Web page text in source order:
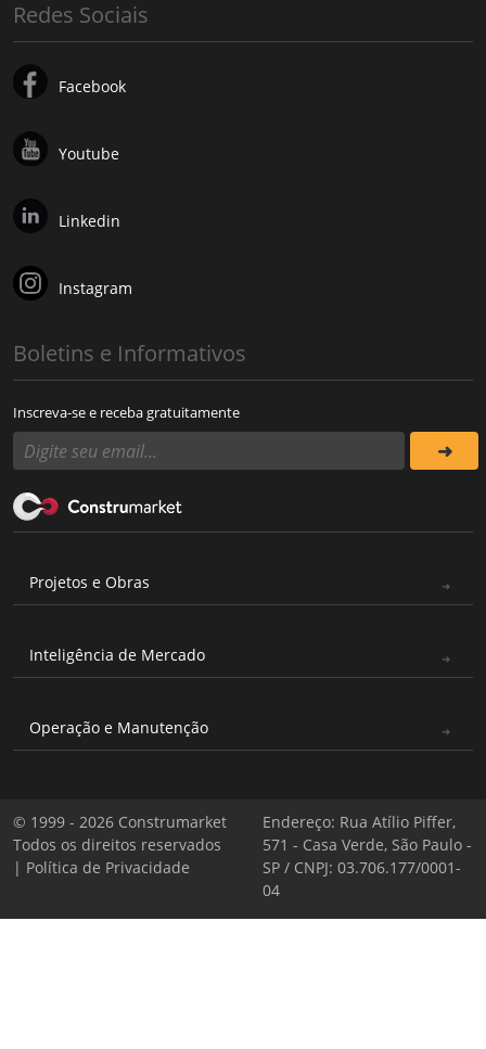
Redes Sociais
Facebook
Youtube
Linkedin
Instagram
Boletins e Informativos
Inscreva-se e receba gratuitamente
Projetos e Obras
Inteligência de Mercado
Operação e Manutenção
© 1999 - 2026 Construmarket
Todos os direitos reservados
| Política de Privacidade
Endereço: Rua Atílio Piffer,
571 - Casa Verde, São Paulo -
SP / CNPJ: 03.706.177/0001-
04